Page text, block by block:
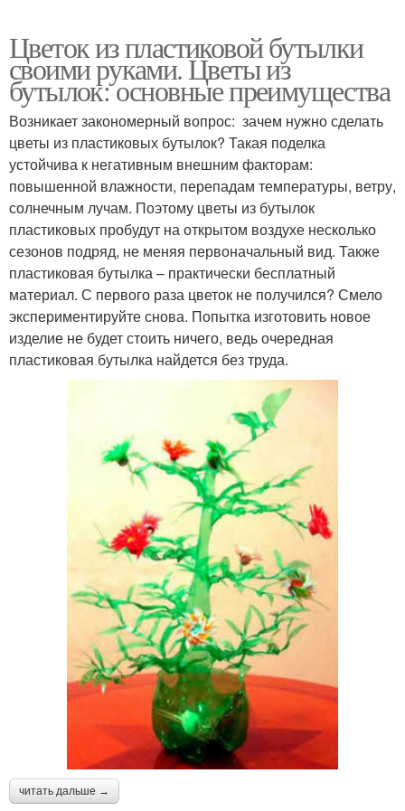
Цветок из пластиковой бутылки
своими руками. Цветы из
бутылок: основные преимущества
Возникает закономерный вопрос: зачем нужно сделать
цветы из пластиковых бутылок? Такая поделка
устойчива к негативным внешним факторам:
повышенной влажности, перепадам температуры, ветру,
солнечным лучам. Поэтому цветы из бутылок
пластиковых пробудут на открытом воздухе несколько
сезонов подряд, не меняя первоначальный вид. Также
пластиковая бутылка – практически бесплатный
материал. С первого раза цветок не получился? Смело
экспериментируйте снова. Попытка изготовить новое
изделие не будет стоить ничего, ведь очередная
пластиковая бутылка найдется без труда.
читать дальше →